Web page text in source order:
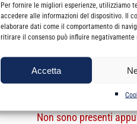
Per fornire le migliori esperienze, utilizziamo
accedere alle informazioni del dispositivo. Il
elaborare dati come il comportamento di
ritirare il consenso può influire
Accetta
il 16 e 17 Marzo 2012.
obbligatoria, è possibile
Non sono presenti